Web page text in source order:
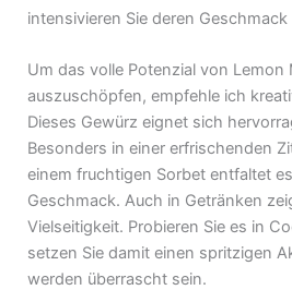
intensivieren Sie deren
Um das volle Potenzial von
auszuschöpfen, empfehle ich
Dieses Gewürz eignet sich
Besonders in einer erfrischenden
einem fruchtigen Sorbet entfaltet
Geschmack. Auch in Getränken
Vielseitigkeit. Probieren Sie es in
setzen Sie damit einen spritzigen
werden überrascht sein.